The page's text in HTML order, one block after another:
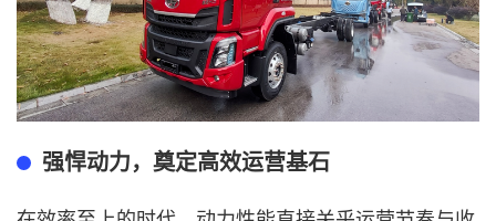
强悍动力，奠定高效运营基石